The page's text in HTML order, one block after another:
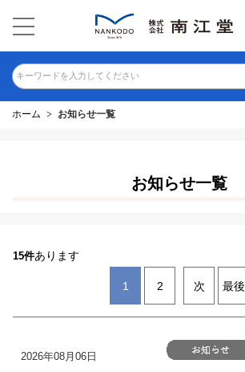
キーワードを入力してください
ホーム お知らせ一覧
お知らせ一覧
15件あります
1 2 次 最後
2026年08月06日